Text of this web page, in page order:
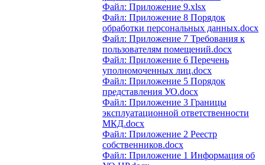
Файл: Приложение 9.xlsx
Файл: Приложение 8 Порядок
обработки персональных данных.docx
Файл: Приложение 7 Требования к
пользователям помещений.docx
Файл: Приложение 6 Перечень
уполномоченных лиц.docx
Файл: Приложение 5 Порядок
представления УО.docx
Файл: Приложение 3 Границы
эксплуатационной ответственности
МКД.docx
Файл: Приложение 2 Реестр
собственников.docx
Файл: Приложение 1 Информация об